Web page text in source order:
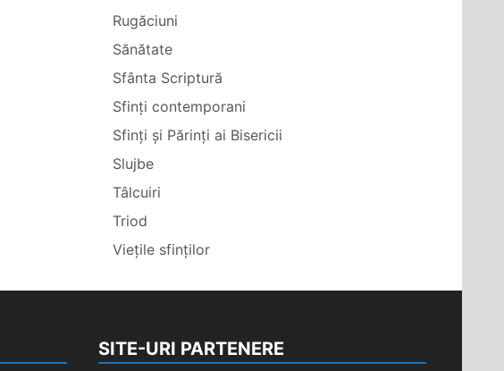
Rugăciuni
Sănătate
Sfânta Scriptură
Sfinți contemporani
Sfinți și Părinți ai Bisericii
Slujbe
Tâlcuiri
Triod
Viețile sfinților
SITE-URI PARTENERE